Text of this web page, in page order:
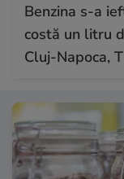
Benzina s-a
costă un litru
Cluj-Napoca,